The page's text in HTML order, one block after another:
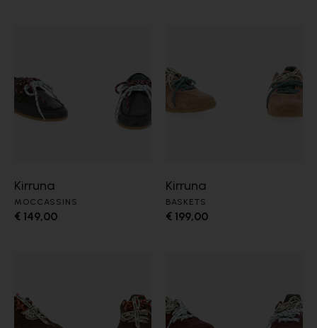
Kirruna
MOCCASSINS
€ 149,00
Kirruna
BASKETS
€ 199,00